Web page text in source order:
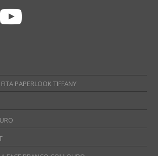
Youtube
PAPERLOOK TIFFANY